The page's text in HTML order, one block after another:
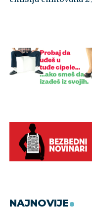
NAJNOVIJE